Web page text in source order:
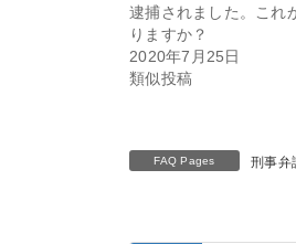
逮捕されました。これ
りますか？
2020年7月25日
類似投稿
FAQ Pages 刑事弁